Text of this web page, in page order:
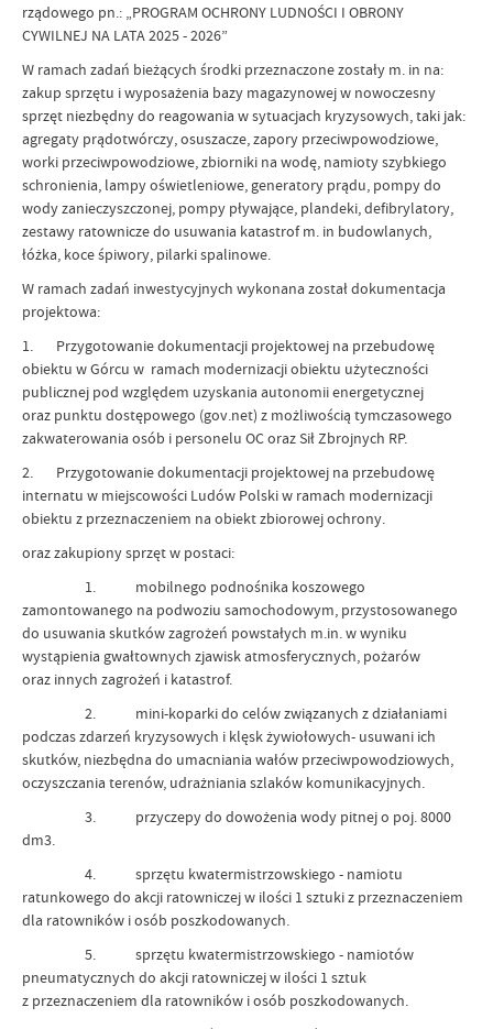
rządowego pn.: „PROGRAM OCHRONY LUDNOŚCI I OBRONY
CYWILNEJ NA LATA 2025 - 2026”
W ramach zadań bieżących środki przeznaczone zostały m. in na:
zakup sprzętu i wyposażenia bazy magazynowej w nowoczesny
sprzęt niezbędny do reagowania w sytuacjach kryzysowych, taki jak:
agregaty prądotwórczy, osuszacze, zapory przeciwpowodziowe,
worki przeciwpowodziowe, zbiorniki na wodę, namioty szybkiego
schronienia, lampy oświetleniowe, generatory prądu, pompy do
wody zanieczyszczonej, pompy pływające, plandeki, defibrylatory,
zestawy ratownicze do usuwania katastrof m. in budowlanych,
łóżka, koce śpiwory, pilarki spalinowe.
W ramach zadań inwestycyjnych wykonana został dokumentacja
projektowa:
1. Przygotowanie dokumentacji projektowej na przebudowę
obiektu w Górcu w ramach modernizacji obiektu użyteczności
publicznej pod względem uzyskania autonomii energetycznej
oraz punktu dostępowego (gov.net) z możliwością tymczasowego
zakwaterowania osób i personelu OC oraz Sił Zbrojnych RP.
2. Przygotowanie dokumentacji projektowej na przebudowę
internatu w miejscowości Ludów Polski w ramach modernizacji
obiektu z przeznaczeniem na obiekt zbiorowej ochrony.
oraz zakupiony sprzęt w postaci:
1. mobilnego podnośnika koszowego
zamontowanego na podwoziu samochodowym, przystosowanego
do usuwania skutków zagrożeń powstałych m.in. w wyniku
wystąpienia gwałtownych zjawisk atmosferycznych, pożarów
oraz innych zagrożeń i katastrof.
2. mini-koparki do celów związanych z działaniami
podczas zdarzeń kryzysowych i klęsk żywiołowych- usuwani ich
skutków, niezbędna do umacniania wałów przeciwpowodziowych,
oczyszczania terenów, udrażniania szlaków komunikacyjnych.
3. przyczepy do dowożenia wody pitnej o poj. 8000
dm3.
4. sprzętu kwatermistrzowskiego - namiotu
ratunkowego do akcji ratowniczej w ilości 1 sztuki z przeznaczeniem
dla ratowników i osób poszkodowanych.
5. sprzętu kwatermistrzowskiego - namiotów
pneumatycznych do akcji ratowniczej w ilości 1 sztuk
z przeznaczeniem dla ratowników i osób poszkodowanych.